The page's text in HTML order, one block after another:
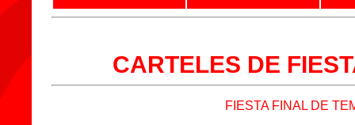
CARTELES DE
FIESTA FINAL DE